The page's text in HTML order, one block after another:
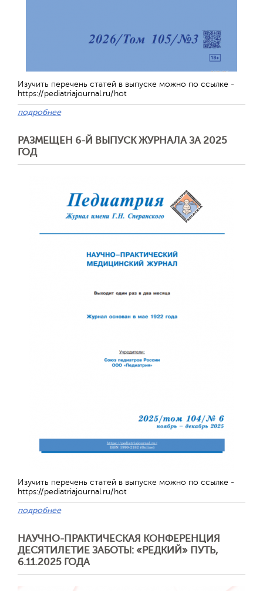
Изучить перечень статей в выпуске можно по ссылке -
https://pediatriajournal.ru/hot
подробнее
РАЗМЕЩЕН 6-Й ВЫПУСК ЖУРНАЛА ЗА 2025
ГОД
Изучить перечень статей в выпуске можно по ссылке -
https://pediatriajournal.ru/hot
подробнее
НАУЧНО-ПРАКТИЧЕСКАЯ КОНФЕРЕНЦИЯ
ДЕСЯТИЛЕТИЕ ЗАБОТЫ: «РЕДКИЙ» ПУТЬ,
6.11.2025 ГОДА
Обратная